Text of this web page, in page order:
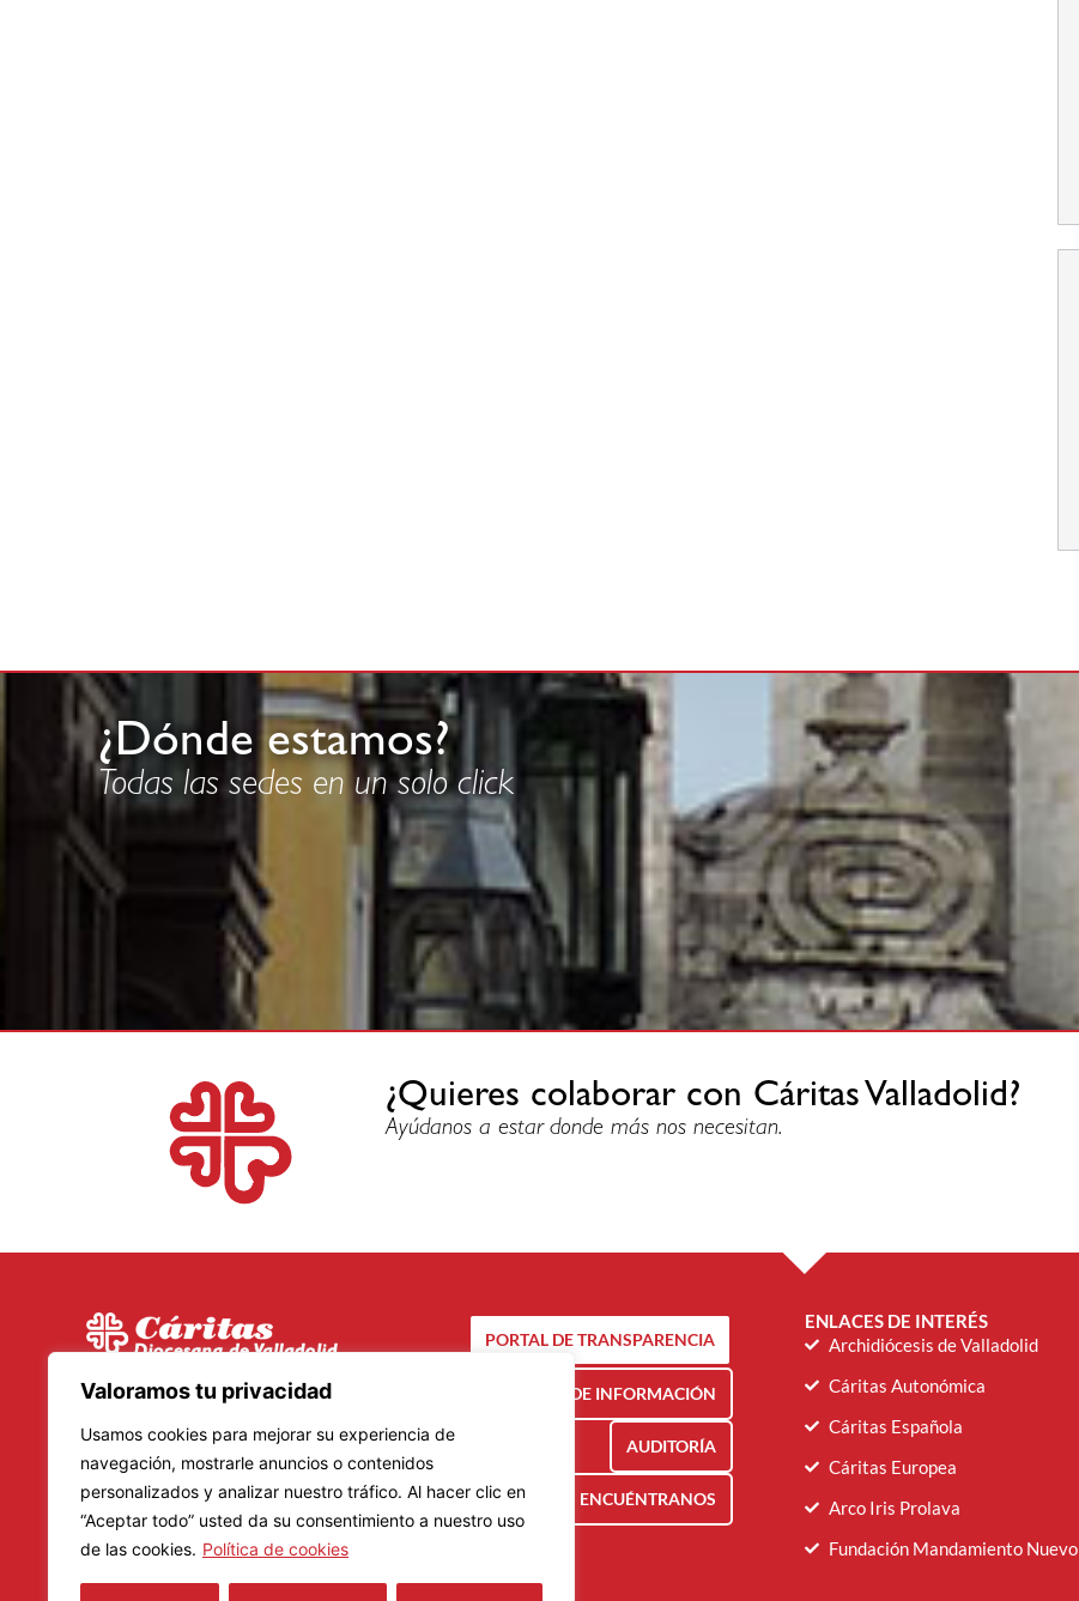
Valoramos tu privacidad
Usamos cookies para mejorar su experiencia de
navegación, mostrarle anuncios o contenidos
personalizados y analizar nuestro tráfico. Al hacer clic en
“Aceptar todo” usted da su consentimiento a nuestro uso
de las cookies. Política de cookies
¿Dónde estamos?
Todas las sedes en un solo click
¿Quieres colaborar con Cáritas Valladolid?
Ayúdanos a estar donde más nos necesitan.
47002 – Valladolid
Teléfono: 983 20 23 01
Lunes a Viernes
Mañanas: De 9.00 a 14.00 horas
Tardes: De 16.00 a 19.00 horas
PORTAL DE TRANSPARENCIA
CANAL DE INFORMACIÓN
AUDITORÍA
ENCUÉNTRANOS
ENLACES DE INTERÉS
Archidiócesis de Valladolid
Cáritas Autonómica
Cáritas Española
Cáritas Europea
Arco Iris Prolava
Fundación Mandamiento Nuevo